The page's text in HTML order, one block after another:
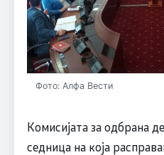
Фото: Алфа Вести
Комисијата за одбрана
седница на која